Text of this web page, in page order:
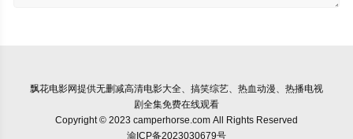
飘花电影网提供无删减高清电影大全、搞笑综艺、热血动漫、热播电视
剧全集免费在线观看
Copyright © 2023 camperhorse.com All Rights Reserved
渝ICP备2023030679号